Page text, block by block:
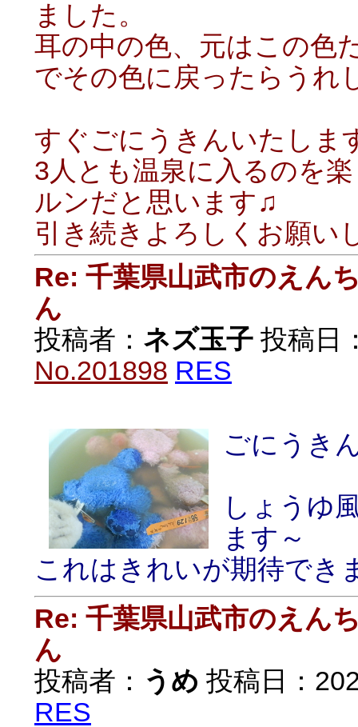
ました。
耳の中の色、元はこの色
でその色に戻ったらうれ
すぐごにうきんいたしま
3人とも温泉に入るのを
ルンだと思います♫
引き続きよろしくお願い
Re: 千葉県山武市のえん
ん
投稿者： ネズ玉子 投稿日
No.201898 RES
ごにうき
しょうゆ
ます～
これはきれいが期待でき
Re: 千葉県山武市のえん
ん
投稿者： うめ 投稿日：
RES